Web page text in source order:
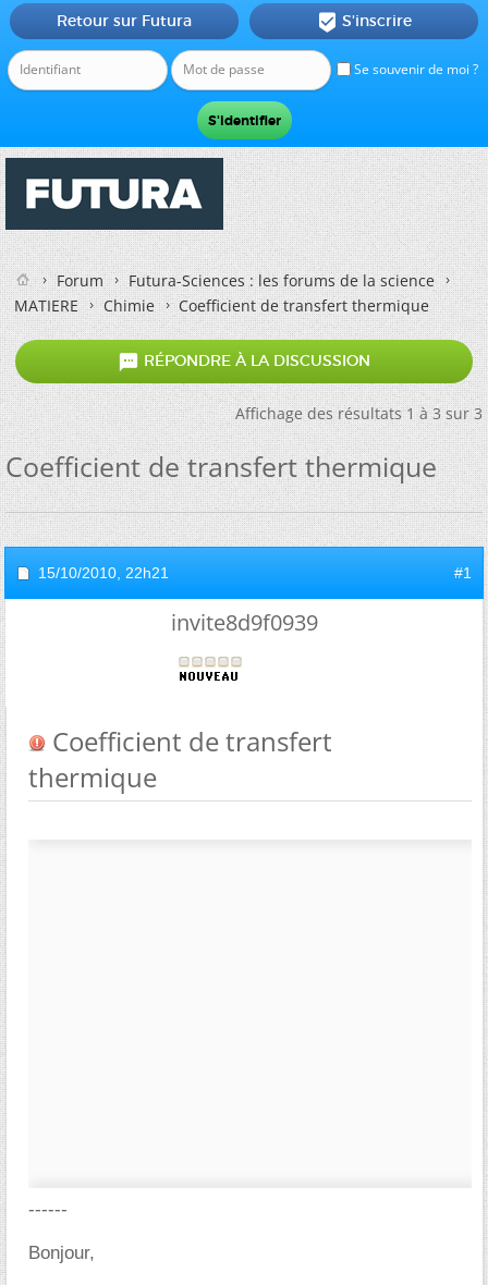
Se souvenir de moi ?
Retour sur Futura  S'inscrire
Forum
Futura-Sciences : les forums de la science
MATIERE
Chimie Coefficient de transfert thermique
 RÉPONDRE À LA DISCUSSION
Affichage des résultats 1 à 3 sur 3
Coefficient de transfert thermique
15/10/2010, 22h21 #1
invite8d9f0939
Coefficient de transfert
thermique
------
Bonjour,